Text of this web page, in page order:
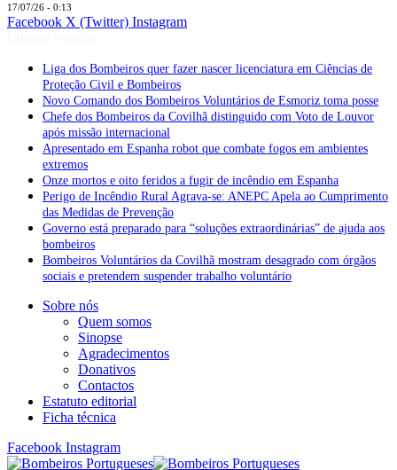
17/07/26 - 0:13
Facebook X (Twitter) Instagram
Liga dos Bombeiros quer fazer nascer licenciatura em Ciências de
Proteção Civil e Bombeiros
Novo Comando dos Bombeiros Voluntários de Esmoriz toma posse
Chefe dos Bombeiros da Covilhã distinguido com Voto de Louvor
após missão internacional
Apresentado em Espanha robot que combate fogos em ambientes
extremos
Onze mortos e oito feridos a fugir de incêndio em Espanha
Perigo de Incêndio Rural Agrava-se: ANEPC Apela ao Cumprimento
das Medidas de Prevenção
Governo está preparado para “soluções extraordinárias” de ajuda aos
bombeiros
Bombeiros Voluntários da Covilhã mostram desagrado com órgãos
sociais e pretendem suspender trabalho voluntário
Sobre nós
Quem somos
Sinopse
Agradecimentos
Donativos
Contactos
Estatuto editorial
Ficha técnica
Facebook Instagram